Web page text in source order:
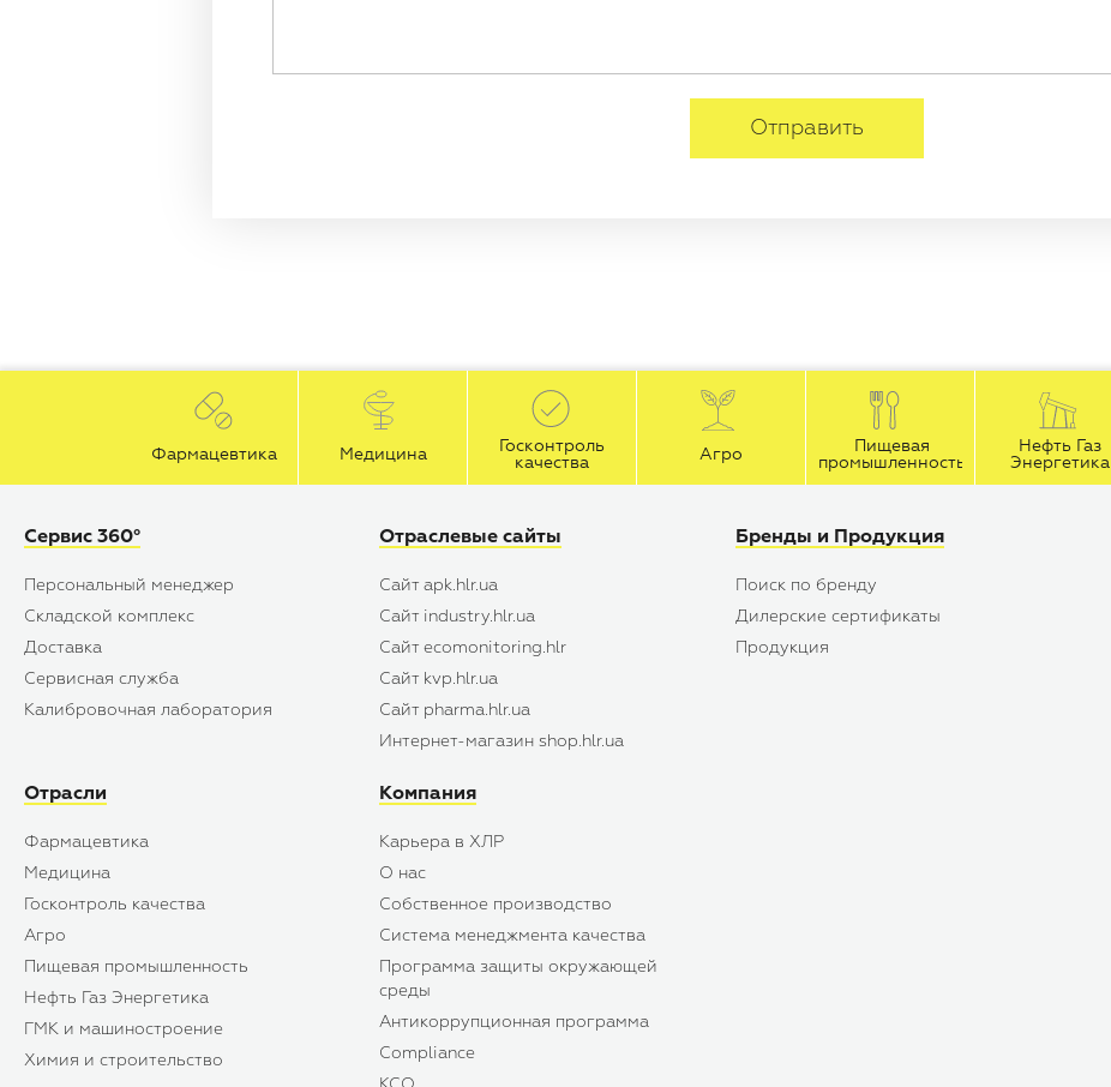
Отправить
Фармацевтика Медицина
Госконтроль
качества
Агро
Пищевая
промышленность
Нефть Газ
Энергетика
Сервис 360°
Персональный менеджер
Складской комплекс
Доставка
Сервисная служба
Калибровочная лаборатория
Отраслевые сайты
Сайт apk.hlr.ua
Сайт industry.hlr.ua
Сайт ecomonitoring.hlr
Сайт kvp.hlr.ua
Сайт pharma.hlr.ua
Интернет-магазин shop.hlr.ua
Бренды и Продукция
Поиск по бренду
Дилерские сертификаты
Продукция
Отрасли
Фармацевтика
Медицина
Госконтроль качества
Агро
Пищевая промышленность
Нефть Газ Энергетика
ГМК и машиностроение
Химия и строительство
Компания
Карьера в ХЛР
О нас
Собственное производство
Система менеджмента качества
Программа защиты окружающей
среды
Антикоррупционная программа
Compliance